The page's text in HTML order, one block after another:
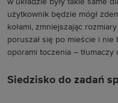
w układzie były takie same
użytkownik będzie mógł
kołami, zmniejszając
poruszał się po mieście i nie
oporami toczenia – tłumaczy
Siedzisko do zadań